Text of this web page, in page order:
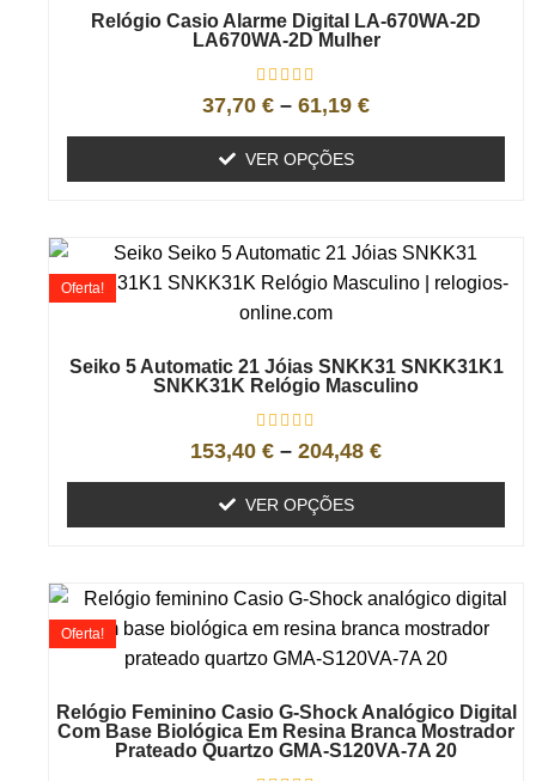
Relógio Casio Alarme Digital LA-670WA-2D
LA670WA-2D Mulher
37,70 € – 61,19 €
VER OPÇÕES
Seiko 5 Automatic 21 Jóias SNKK31 SNKK31K1
SNKK31K Relógio Masculino
Oferta!
153,40 € – 204,48 €
VER OPÇÕES
Relógio Feminino Casio G-Shock Analógico Digital
Com Base Biológica Em Resina Branca Mostrador
Prateado Quartzo GMA-S120VA-7A 20
Oferta!